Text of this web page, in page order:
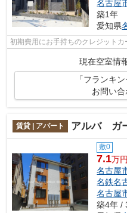
名古屋
築1年
愛知県
初期費用にお手持ちのクレジット
現在空室情
「フランキ
お問い
賃貸 | アパート アルバ ガー
敷0
7.1万円
名古屋
名鉄名
名古屋
築4年 /